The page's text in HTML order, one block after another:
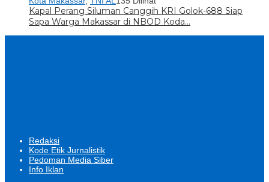
Kapal Perang Siluman Canggih KRI Golok-688 Siap
Sapa Warga Makassar di NBOD Koda…
Redaksi
Kode Etik Jurnalistik
Pedoman Media Siber
Info Iklan